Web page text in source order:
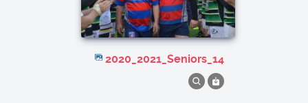
2020_2021_Seniors_14